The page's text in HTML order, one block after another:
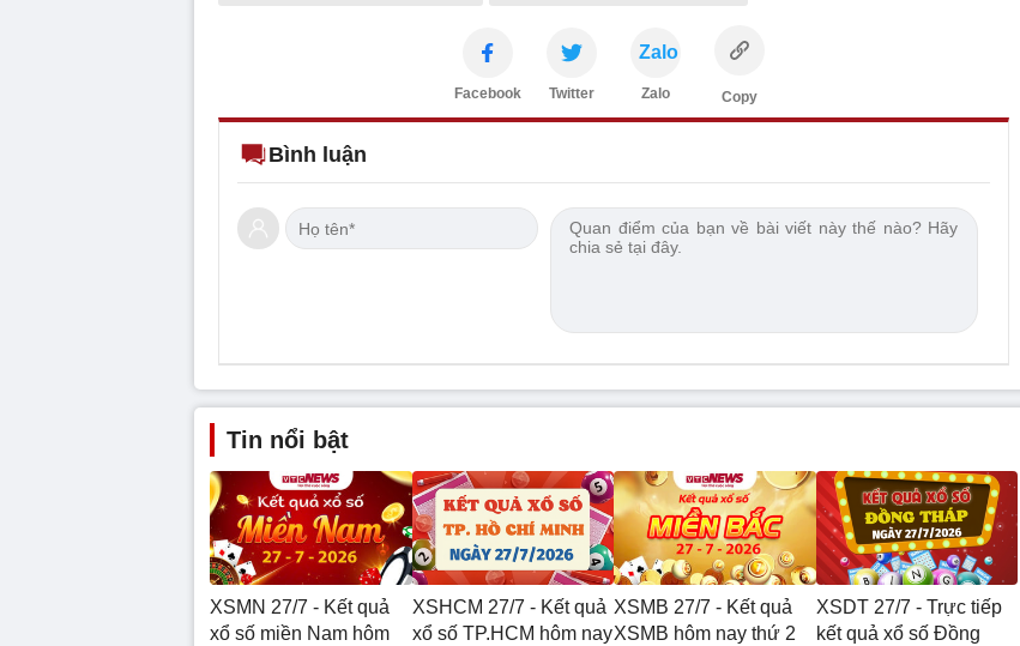
Facebook Twitter
Zalo
Zalo Copy
Bình luận
Tin nổi bật
XSMN 27/7 - Kết quả
xổ số miền Nam hôm
XSHCM 27/7 - Kết quả
xổ số TP.HCM hôm nay
XSMB 27/7 - Kết quả
XSMB hôm nay thứ 2
XSDT 27/7 - Trực tiếp
kết quả xổ số Đồng